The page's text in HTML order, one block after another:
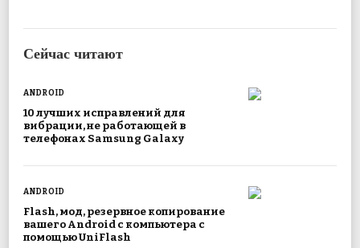
Сейчас читают
ANDROID
10 лучших исправлений для
вибрации, не работающей в
телефонах Samsung Galaxy
ANDROID
Flash, мод, резервное копирование
вашего Android с компьютера с
помощью UniFlash